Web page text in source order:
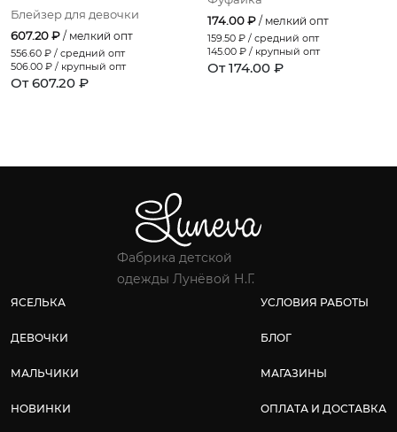
Блейзер для девочки
607.20 ₽ / мелкий опт
556.60 ₽ / средний опт
506.00 ₽ / крупный опт
От 607.20 ₽
174.00 ₽ / мелкий опт
159.50 ₽ / средний опт
145.00 ₽ / крупный опт
От 174.00 ₽
Фабрика детской
одежды Лунёвой Н.Г.
ЯСЕЛЬКА
ДЕВОЧКИ
МАЛЬЧИКИ
НОВИНКИ
УСЛОВИЯ РАБОТЫ
БЛОГ
МАГАЗИНЫ
ОПЛАТА И ДОСТАВКА